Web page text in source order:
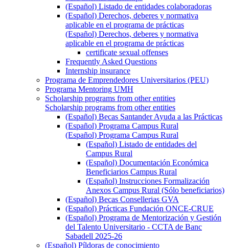
(Español) Listado de entidades colaboradoras
(Español) Derechos, deberes y normativa
aplicable en el programa de prácticas
(Español) Derechos, deberes y normativa
aplicable en el programa de prácticas
certificate sexual offenses
Frequently Asked Questions
Internship insurance
Programa de Emprendedores Universitarios (PEU)
Programa Mentoring UMH
Scholarship programs from other entities
Scholarship programs from other entities
(Español) Becas Santander Ayuda a las Prácticas
(Español) Programa Campus Rural
(Español) Programa Campus Rural
(Español) Listado de entidades del
Campus Rural
(Español) Documentación Económica
Beneficiarios Campus Rural
(Español) Instrucciones Formalización
Anexos Campus Rural (Sólo beneficiarios)
(Español) Becas Consellerias GVA
(Español) Prácticas Fundación ONCE-CRUE
(Español) Programa de Mentorización y Gestión
del Talento Universitario - CCTA de Banc
Sabadell 2025-26
(Español) Píldoras de conocimiento